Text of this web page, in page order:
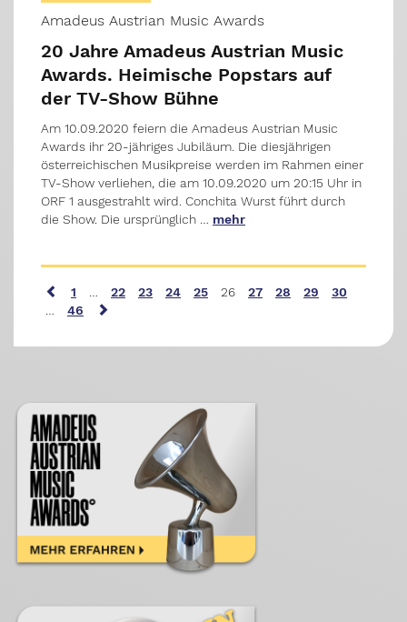
Amadeus Austrian Music Awards
20 Jahre Amadeus Austrian Music
Awards. Heimische Popstars auf
der TV-Show Bühne
Am 10.09.2020 feiern die Amadeus Austrian Music
Awards ihr 20-jähriges Jubiläum. Die diesjährigen
österreichischen Musikpreise werden im Rahmen einer
TV-Show verliehen, die am 10.09.2020 um 20:15 Uhr in
ORF 1 ausgestrahlt wird. Conchita Wurst führt durch
die Show. Die ursprünglich … mehr
1 … 22 23 24 25 26 27 28 29
30
…
46